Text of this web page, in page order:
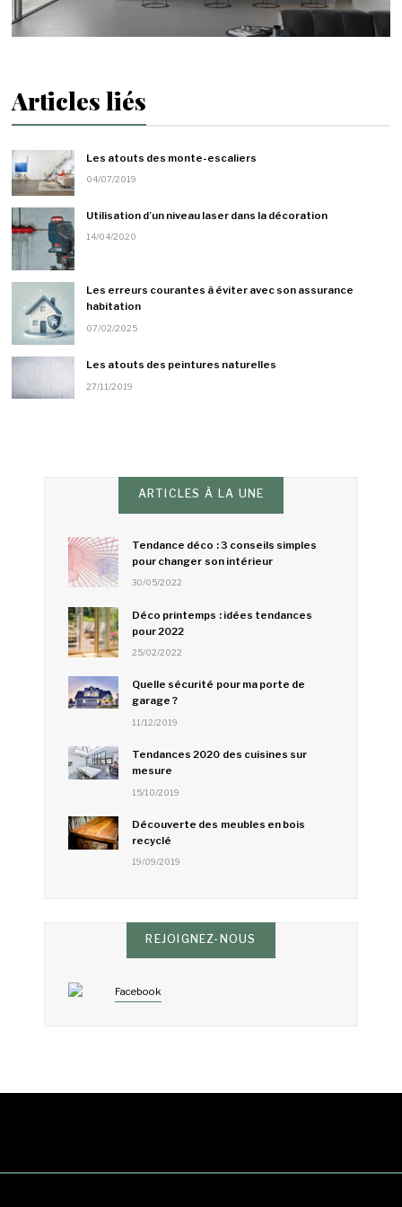
Articles liés
Les atouts des monte-escaliers
04/07/2019
Utilisation d’un niveau laser dans la décoration
14/04/2020
Les erreurs courantes à éviter avec son assurance
habitation
07/02/2025
Les atouts des peintures naturelles
27/11/2019
ARTICLES À LA UNE
Tendance déco : 3 conseils simples
pour changer son intérieur
30/05/2022
Déco printemps : idées tendances
pour 2022
25/02/2022
Quelle sécurité pour ma porte de
garage ?
11/12/2019
Tendances 2020 des cuisines sur
mesure
15/10/2019
Découverte des meubles en bois
recyclé
19/09/2019
REJOIGNEZ-NOUS
Facebook